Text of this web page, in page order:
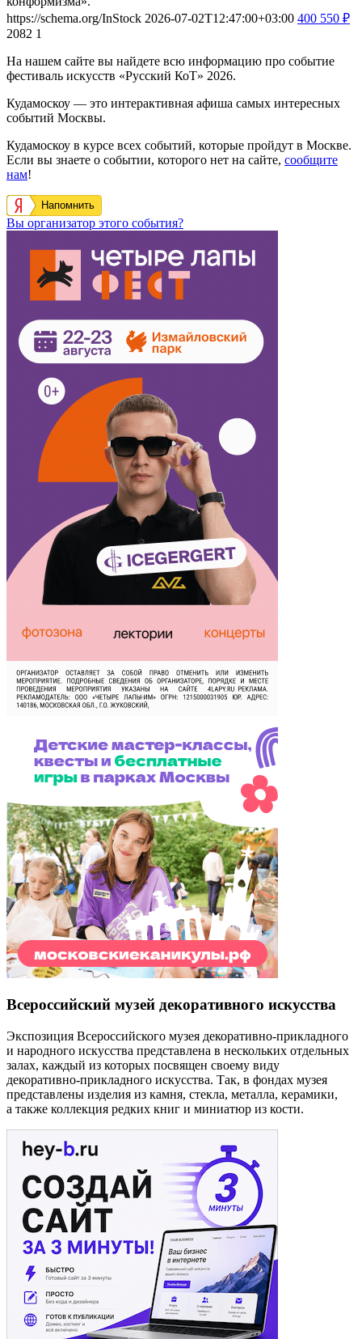
https://schema.org/InStock 2026-07-02T12:47:00+03:00 400 550 ₽
2082 1
На нашем сайте вы найдете всю информацию про событие
фестиваль искусств «Русский КоТ» 2026.
Кудамоскоу — это интерактивная афиша самых интересных
событий Москвы.
Кудамоскоу в курсе всех событий, которые пройдут в Москве.
Если вы знаете о событии, которого нет на сайте, сообщите
нам!
Напомнить
Вы организатор этого события?
Всероссийский музей декоративного искусства
Экспозиция Всероссийского музея декоративно-прикладного
и народного искусства представлена в нескольких отдельных
залах, каждый из которых посвящен своему виду
декоративно-прикладного искусства. Так, в фондах музея
представлены изделия из камня, стекла, металла, керамики,
а также коллекция редких книг и миниатюр из кости.